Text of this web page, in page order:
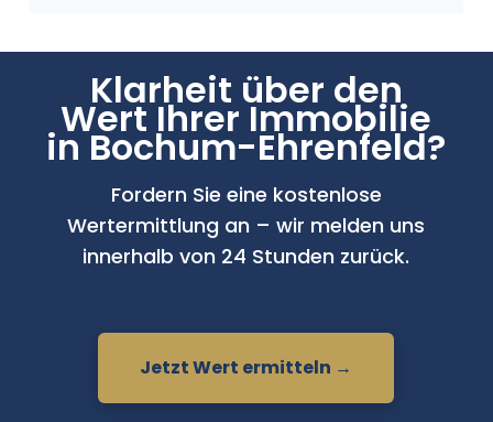
Klarheit über den
Wert Ihrer Immobilie
in Bochum-Ehrenfeld?
Fordern Sie eine kostenlose
Wertermittlung an – wir melden uns
innerhalb von 24 Stunden zurück.
Jetzt Wert ermitteln →